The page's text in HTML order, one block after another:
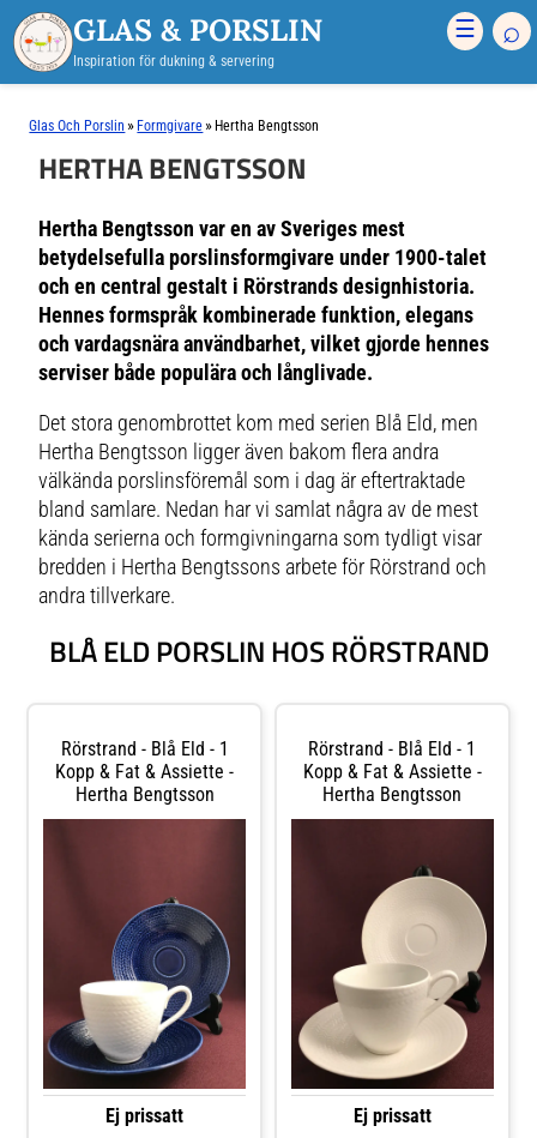
GLAS & PORSLIN
Inspiration för dukning & servering
☰ ⌕
Glas Och Porslin » Formgivare » Hertha Bengtsson
HERTHA BENGTSSON
Hertha Bengtsson var en av Sveriges mest
betydelsefulla porslinsformgivare under 1900-talet
och en central gestalt i Rörstrands designhistoria.
Hennes formspråk kombinerade funktion, elegans
och vardagsnära användbarhet, vilket gjorde hennes
serviser både populära och långlivade.
Det stora genombrottet kom med serien Blå Eld, men
Hertha Bengtsson ligger även bakom flera andra
välkända porslinsföremål som i dag är eftertraktade
bland samlare. Nedan har vi samlat några av de mest
kända serierna och formgivningarna som tydligt visar
bredden i Hertha Bengtssons arbete för Rörstrand och
andra tillverkare.
BLÅ ELD PORSLIN HOS RÖRSTRAND
Rörstrand - Blå Eld - 1
Kopp & Fat & Assiette -
Hertha Bengtsson
Ej prissatt
Rörstrand - Blå Eld - 1
Kopp & Fat & Assiette -
Hertha Bengtsson
Ej prissatt